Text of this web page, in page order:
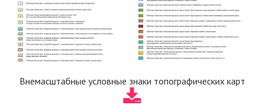
Внемасштабные условные знаки топографических карт